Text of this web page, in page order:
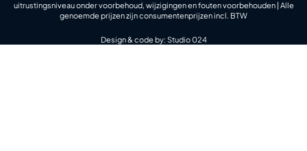
uitrustingsniveau onder voorbehoud, wijzigingen en fouten voorbehouden | Alle
genoemde prijzen zijn consumentenprijzen incl. BTW
Design & code by: Studio 024